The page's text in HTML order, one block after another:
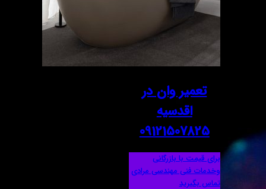
تعمیر وان در
09121507825
برای قیمت با بازرگانی
وخدمات فنی مهندسی مرادی